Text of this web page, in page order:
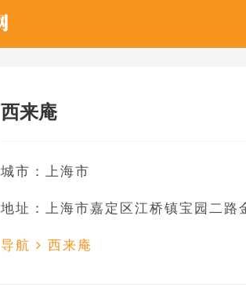
西来庵
城市：上海市
地址：上海市嘉定区江桥镇宝园二路
导航 西来庵